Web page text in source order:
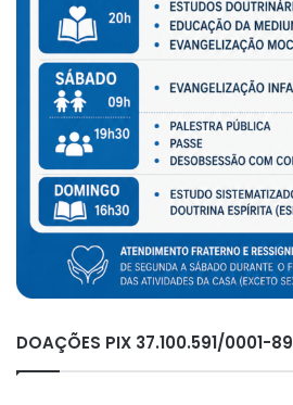
DOAÇÕES PIX 37.100.591/0001-89